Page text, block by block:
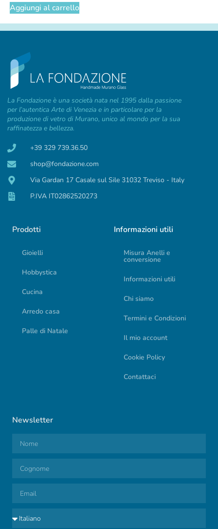
Aggiungi al carrello
La Fondazione è una società nata nel 1995 dalla passione
per l’autentica Arte di Venezia e in particolare per la
produzione di vetro di Murano, unico al mondo per la sua
raffinatezza e bellezza.
+39 329 739.36.50
shop@fondazione.com
Via Gardan 17 Casale sul Sile 31032 Treviso - Italy
P.IVA IT02862520273
Prodotti
Gioielli
Hobbystica
Cucina
Arredo casa
Palle di Natale
Informazioni utili
Misura Anelli e
conversione
Informazioni utili
Chi siamo
Termini e Condizioni
Il mio account
Cookie Policy
Contattaci
Newsletter